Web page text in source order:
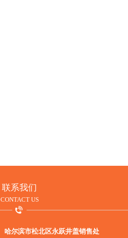
联系我们
CONTACT US
哈尔滨市松北区永跃井盖销售处